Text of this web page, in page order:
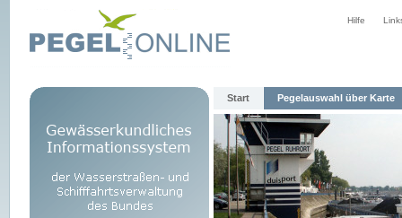
Hilfe
Start Pegelauswahl über Karte